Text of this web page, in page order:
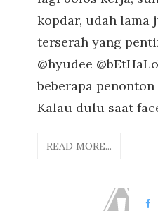
kopdar, udah lama
terserah yang
@hyudee
beberapa
Kalau dulu saat
READ MORE...